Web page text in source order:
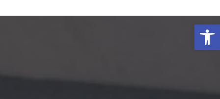
פתח סרגל נגישות